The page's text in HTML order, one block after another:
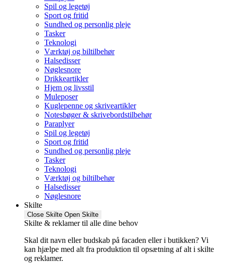
Spil og legetøj
Sport og fritid
Sundhed og personlig pleje
Tasker
Teknologi
Værktøj og biltilbehør
Halsedisser
Nøglesnore
Drikkeartikler
Hjem og livsstil
Muleposer
Kuglepenne og skriveartikler
Notesbøger & skrivebordstilbehør
Paraplyer
Spil og legetøj
Sport og fritid
Sundhed og personlig pleje
Tasker
Teknologi
Værktøj og biltilbehør
Halsedisser
Nøglesnore
Skilte
Close Skilte Open Skilte
Skilte & reklamer til alle dine behov
Skal dit navn eller budskab på facaden eller i butikken? Vi
kan hjælpe med alt fra produktion til opsætning af alt i skilte
og reklamer.